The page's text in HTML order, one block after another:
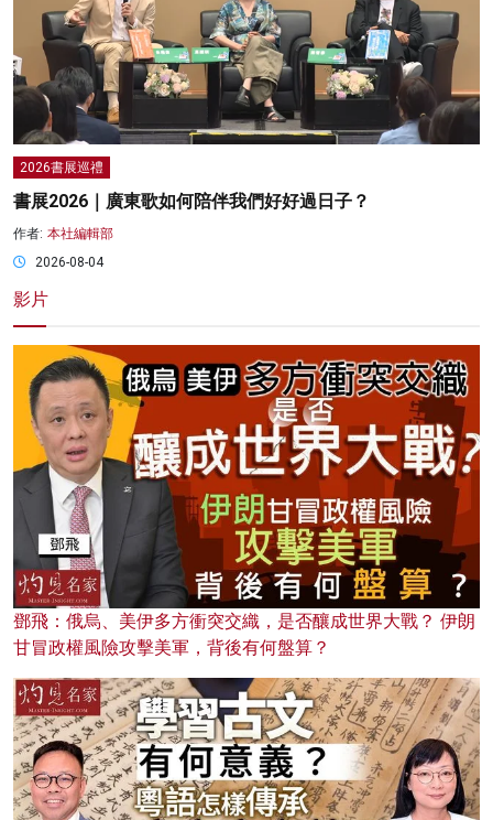
2026書展巡禮
書展2026｜廣東歌如何陪伴我們好好過日子？
作者: 本社編輯部
2026-08-04
影片
鄧飛：俄烏、美伊多方衝突交織，是否釀成世界大戰？ 伊朗
甘冒政權風險攻擊美軍，背後有何盤算？